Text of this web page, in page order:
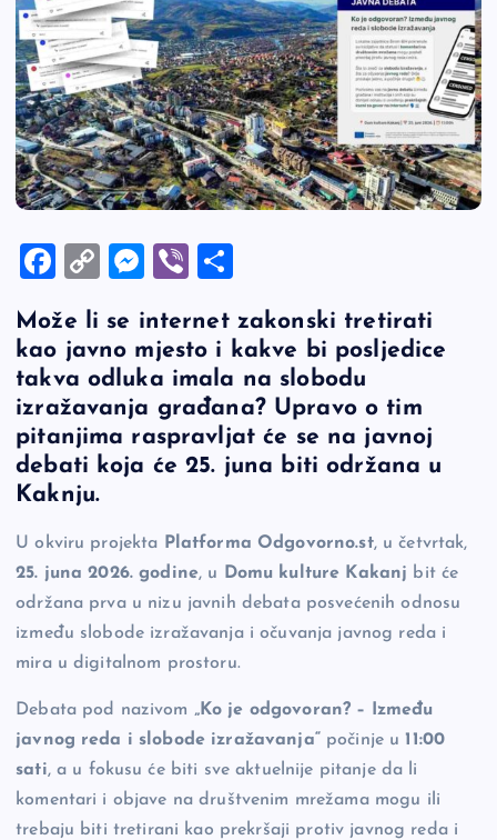
F
c
e
b
o
o
k
C
p
y
Li
n
k
M
se
n
g
er
Vi
er ar
e
Može li se internet zakonski tretirati
kao javno mjesto i kakve bi posljedice
takva odluka imala na slobodu
izražavanja građana? Upravo o tim
pitanjima raspravljat će se na javnoj
debati koja će 25. juna biti održana u
Kaknju.
U okviru projekta Platforma Odgovorno.st, u četvrtak,
25. juna 2026. godine, u Domu kulture Kakanj bit će
održana prva u nizu javnih debata posvećenih odnosu
između slobode izražavanja i očuvanja javnog reda i
mira u digitalnom prostoru.
Debata pod nazivom „Ko je odgovoran? – Između
javnog reda i slobode izražavanja“počinje u11:00
sati, a u fokusu će biti sve aktuelnije pitanje da li
komentari i objave na društvenim mrežama mogu ili
trebaju biti tretirani kao prekršaji protiv javnog reda i